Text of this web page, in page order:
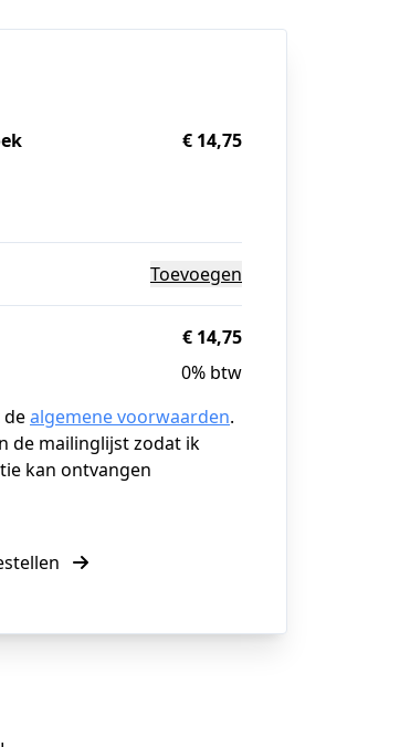
€ 14,75
Toevoegen
€ 14,75
0% btw
algemene voorwaarden.
de mailinglijst zodat ik
kan ontvangen